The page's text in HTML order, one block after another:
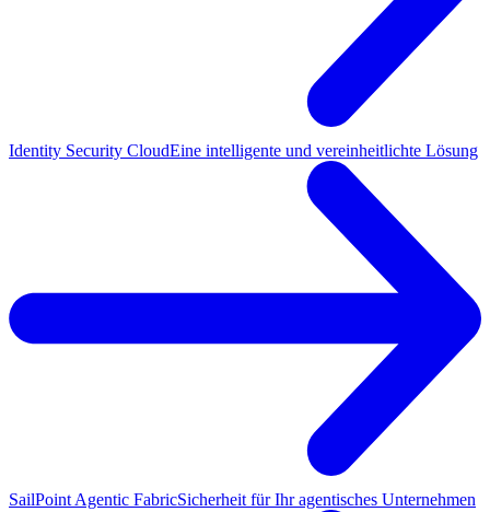
Identity Security CloudEine intelligente und vereinheitlichte Lösung
SailPoint Agentic FabricSicherheit für Ihr agentisches Unternehmen